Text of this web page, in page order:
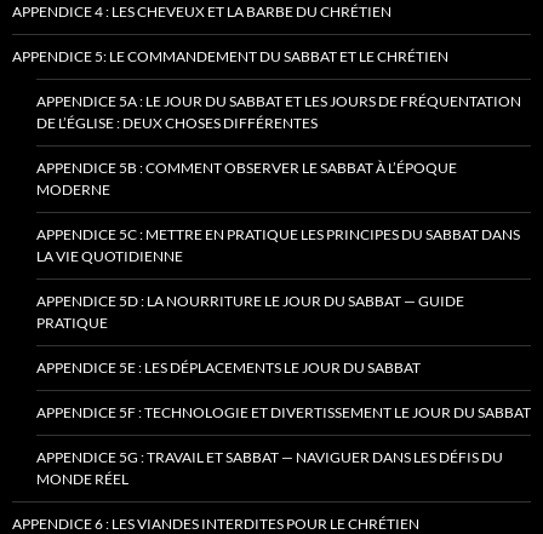
APPENDICE 4 : LES CHEVEUX ET LA BARBE DU CHRÉTIEN
APPENDICE 5: LE COMMANDEMENT DU SABBAT ET LE CHRÉTIEN
APPENDICE 5A : LE JOUR DU SABBAT ET LES JOURS DE FRÉQUENTATION
DE L’ÉGLISE : DEUX CHOSES DIFFÉRENTES
APPENDICE 5B : COMMENT OBSERVER LE SABBAT À L’ÉPOQUE
MODERNE
APPENDICE 5C : METTRE EN PRATIQUE LES PRINCIPES DU SABBAT DANS
LA VIE QUOTIDIENNE
APPENDICE 5D : LA NOURRITURE LE JOUR DU SABBAT — GUIDE
PRATIQUE
APPENDICE 5E : LES DÉPLACEMENTS LE JOUR DU SABBAT
APPENDICE 5F : TECHNOLOGIE ET DIVERTISSEMENT LE JOUR DU SABBAT
APPENDICE 5G : TRAVAIL ET SABBAT — NAVIGUER DANS LES DÉFIS DU
MONDE RÉEL
APPENDICE 6 : LES VIANDES INTERDITES POUR LE CHRÉTIEN